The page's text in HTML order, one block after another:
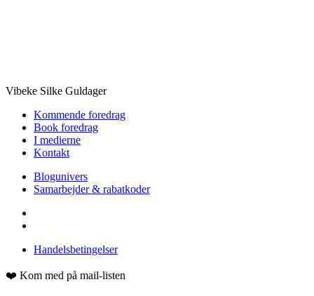
Vibeke Silke Guldager
Kommende foredrag
Book foredrag
I medierne
Kontakt
Blogunivers
Samarbejder & rabatkoder
Handelsbetingelser
❤️ Kom med på mail-listen